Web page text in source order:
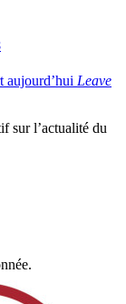
aujourd’hui Leave
sur l’actualité du